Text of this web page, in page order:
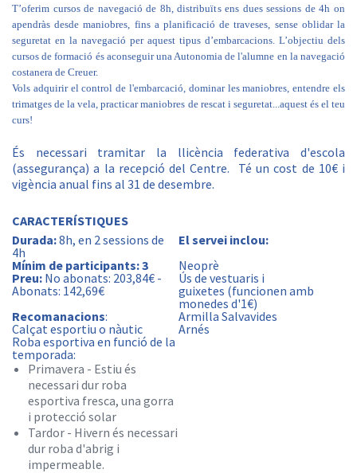
T’oferim cursos de navegació de 8h, distribuïts ens dues sessions de 4h on
apendràs desde maniobres, fins a planificació de traveses, sense oblidar la
seguretat en la navegació per aquest tipus d’embarcacions. L’objectiu dels
cursos de formació és aconseguir una Autonomia de l'alumne en la navegació
costanera de Creuer.
Vols adquirir el control de l'embarcació, dominar les maniobres, entendre els
trimatges de la vela, practicar maniobres de rescat i seguretat...aquest és el teu
curs!
És necessari tramitar la llicència federativa d'escola
(assegurança) a la recepció del Centre. Té un cost de 10€ i
vigència anual fins al 31 de desembre.
CARACTERÍSTIQUES
Durada:8h, en 2 sessions de
4h
El servei inclou:
Mínim de participants: 3
Neoprè
Preu: No abonats: 203,84€ -
Abonats: 142,69€
Ús de vestuaris i
guixetes (funcionen amb
monedes d'1€)
Recomanacions:
Armilla Salvavides
Calçat esportiu o nàutic
Arnés
Roba esportiva en funció de la
temporada:
Primavera - Estiu és
necessari dur roba
esportiva fresca, una gorra
i protecció solar
Tardor - Hivern és necessari
dur roba d'abrig i
impermeable.